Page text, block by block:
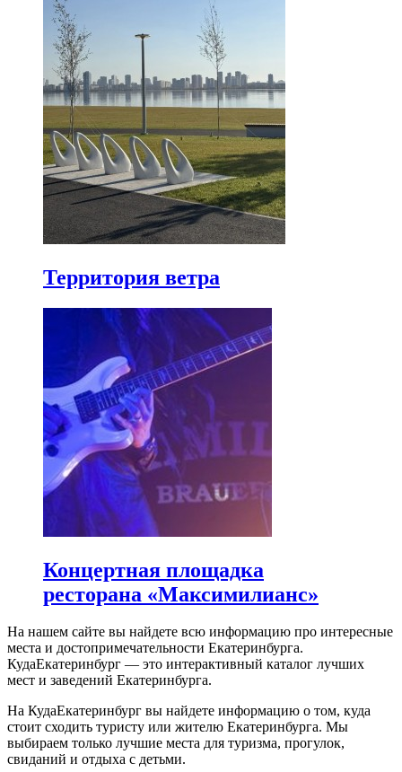
Территория ветра
Концертная площадка
ресторана «Максимилианс»
На нашем сайте вы найдете всю информацию про интересные
места и достопримечательности Екатеринбурга.
КудаЕкатеринбург — это интерактивный каталог лучших
мест и заведений Екатеринбурга.
На КудаЕкатеринбург вы найдете информацию о том, куда
стоит сходить туристу или жителю Екатеринбурга. Мы
выбираем только лучшие места для туризма, прогулок,
свиданий и отдыха с детьми.